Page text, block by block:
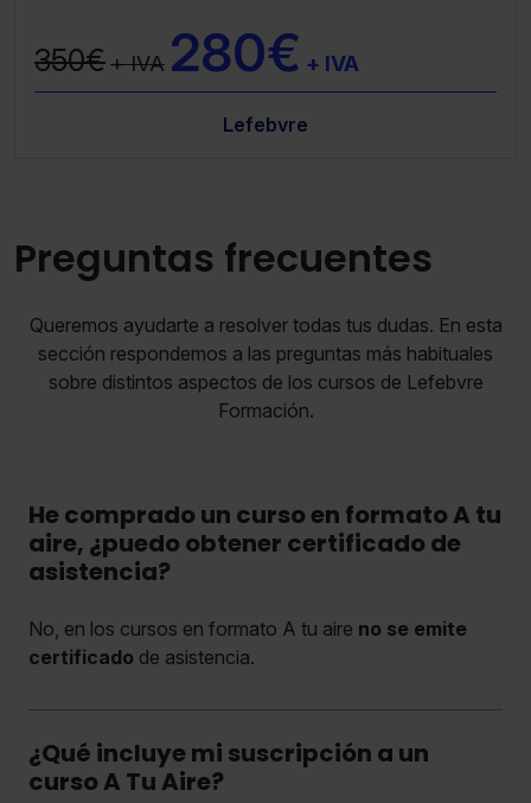
350€+ IVA 280€ + IVA
Lefebvre
Preguntas frecuentes
Queremos ayudarte a resolver todas tus dudas. En esta
sección respondemos a las preguntas más habituales
sobre distintos aspectos de los cursos de Lefebvre
Formación.
He comprado un curso en formato A tu
aire, ¿puedo obtener certificado de
asistencia?
No, en los cursos en formato A tu aire no se emite
certificado de asistencia.
¿Qué incluye mi suscripción a un
curso A Tu Aire?